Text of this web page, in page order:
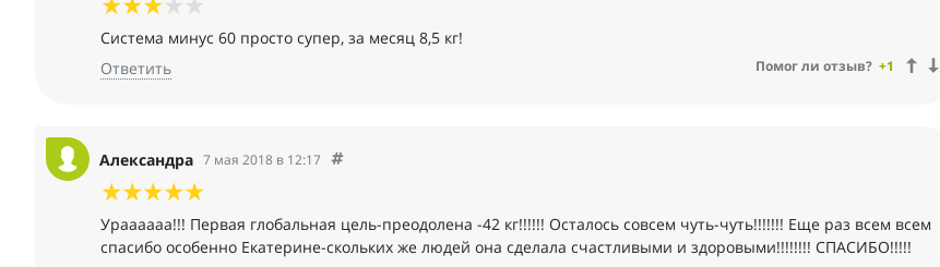
Система минус 60 просто супер, за месяц 8,5 кг!
Ответить
Помог ли отзыв? +1
Александра 7 мая 2018 в 12:17
Ураааааа!!! Первая глобальная цель-преодолена -42 кг!!!!!! Осталось совсем чуть-чуть!!!!!!! Еще раз всем всем
спасибо особенно Екатерине-скольких же людей она сделала счастливыми и здоровыми!!!!!!!! СПАСИБО!!!!!